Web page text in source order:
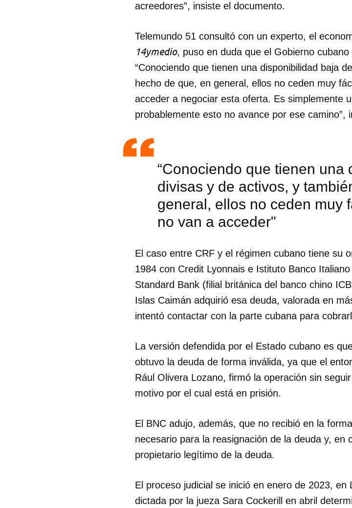
acreedores”, insiste el documento.
Telemundo 51 consultó con un experto, el
14ymedio, puso en duda que el Gobierno
“Conociendo que tienen una disponibilidad baja
hecho de que, en general, ellos no ceden muy
acceder a negociar esta oferta. Es simplemente
probablemente esto no avance por ese camino”,
“Conociendo que tienen
divisas y de activos, y
general, ellos no ceden muy
no van a acceder"
El caso entre CRF y el régimen cubano tiene su
1984 con Credit Lyonnais e Istituto Banco
Standard Bank (filial británica del banco chino
Islas Caimán adquirió esa deuda, valorada en
intentó contactar con la parte cubana para
La versión defendida por el Estado cubano es
obtuvo la deuda de forma inválida, ya que el
Rául Olivera Lozano, firmó la operación sin
motivo por el cual está en prisión.
El BNC adujo, además, que no recibió en la
necesario para la reasignación de la deuda y, en
propietario legítimo de la deuda.
El proceso judicial se inició en enero de 2023, en
dictada por la jueza Sara Cockerill en abril